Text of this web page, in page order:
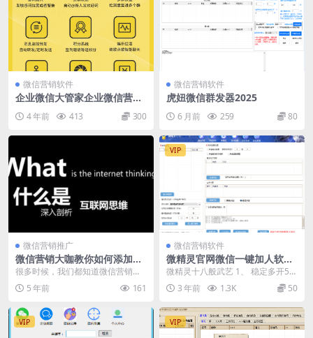
微信营销软件
企业微信大管家企业微信营销
软件加手机号码群发专用软件
4 年前 413 300
微信营销软件
虎妞微信群发器2025
6 月前 259 80
微信营销推广
微信营销大咖教你如何添加到
潜在客户
很多时候，我们都知道微信营销的
重点是加粉，特别是精准客户，但
是苦于没有渠道、微信...
5 年前 161
VIP
微信营销软件
微精灵官网微信一键加人软件
定时群发好友软件
微精灵十八般武艺 1、 稳定多开50
个微信不掉线（正版微精灵全网独
家搭配VX版本...
3 年前 1.3K 50
VIP VIP